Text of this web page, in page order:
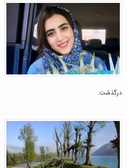
درگذشت.